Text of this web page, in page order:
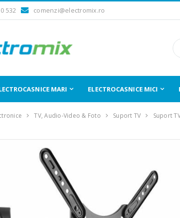
532 comenzi@electromix.ro
MARI ELECTROCASNICE MICI
TV, Audio-Video & Foto Suport TV Suport